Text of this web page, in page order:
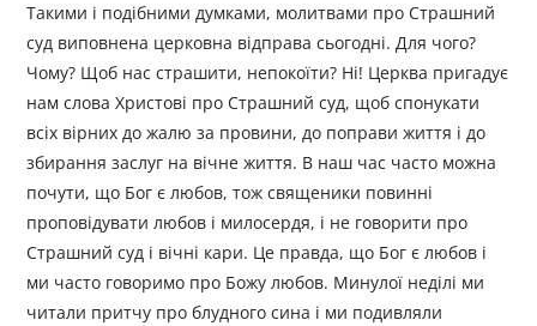
Такими і подібними думками, молитвами про Страшний
суд виповнена церковна відправа сьогодні. Для чого?
Чому? Щоб нас страшити, непокоїти? Ні! Церква пригадує
нам слова Христові про Страшний суд, щоб спонукати
всіх вірних до жалю за провини, до поправи життя і до
збирання заслуг на вічне життя. В наш час часто можна
почути, що Бог є любов, тож священики повинні
проповідувати любов і милосердя, і не говорити про
Страшний суд і вічні кари. Це правда, що Бог є любов і
ми часто говоримо про Божу любов. Минулої неділі ми
читали притчу про блудного сина і ми подивляли